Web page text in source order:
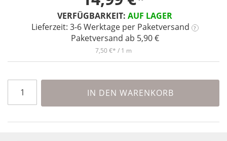
VERFÜGBARKEIT: AUF LAGER
Lieferzeit: 3-6 Werktageper Paketversand ?
Paketversand ab 5,90 €
7,50 € / 1 m
IN DEN WARENKORB